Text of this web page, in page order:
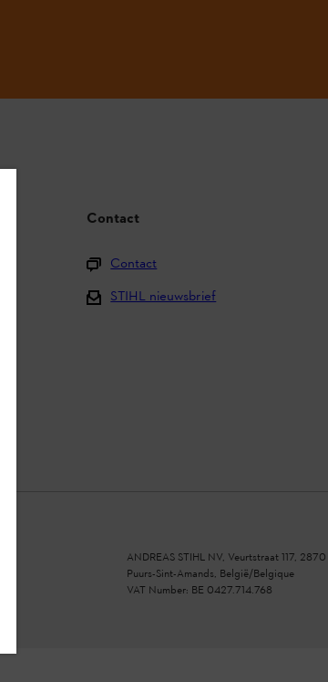
Contact
Contact
STIHL nieuwsbrief
ANDREAS STIHL NV, Veurtstraat 117, 2870
Puurs-Sint-Amands, België/Belgique
VAT Number: BE 0427.714.768